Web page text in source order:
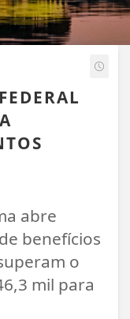
abre
benefícios
o
mil para